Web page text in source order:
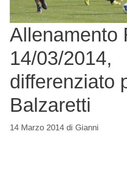
Allenamento
14/03/2014,
differenziato
Balzaretti
14 Marzo 2014 di Gianni